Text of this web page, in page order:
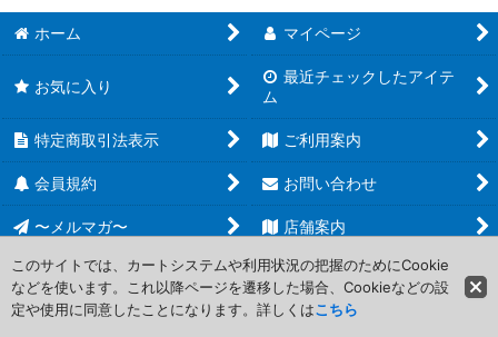
【EP19】EXTRA PACK 2019
【EP18】EXTRA PACK 2018
ホーム マイページ
お気に入り
最近チェックしたアイテ
ム
特定商取引法表示 ご利用案内
会員規約 お問い合わせ
〜メルマガ〜 店舗案内
Copyright (C) 2006-2017 PROJECT CORE Corporation. All Rights
Reserved.
このサイトでは、カートシステムや利用状況の把握のためにCookie
などを使います。これ以降ページを遷移した場合、Cookieなどの設
定や使用に同意したことになります。詳しくはこちら